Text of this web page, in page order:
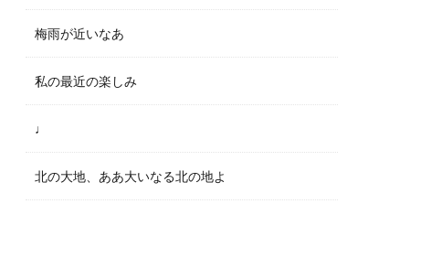
梅雨が近いなあ
私の最近の楽しみ
♩
北の大地、ああ大いなる北の地よ